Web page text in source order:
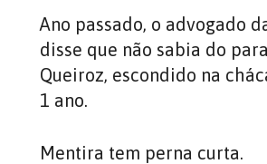
Ano passado, o advogado
disse que não sabia do
Queiroz, escondido na
1 ano.
Mentira tem perna curta.